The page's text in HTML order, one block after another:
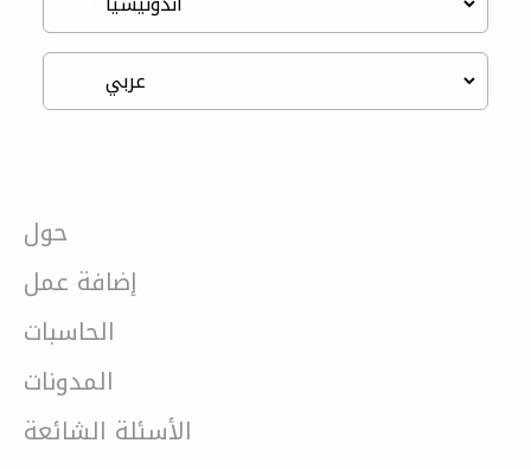
حول
إضافة عمل
الحاسبات
المدونات
الأسئلة الشائعة